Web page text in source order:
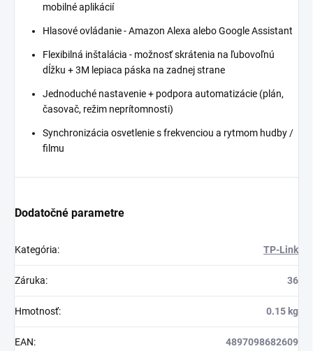
mobilné aplikácií
Hlasové ovládanie - Amazon Alexa alebo Google Assistant
Flexibilná inštalácia - možnosť skrátenia na ľubovoľnú
dĺžku + 3M lepiaca páska na zadnej strane
Jednoduché nastavenie + podpora automatizácie (plán,
časovač, režim neprítomnosti)
Synchronizácia osvetlenie s frekvenciou a rytmom hudby /
filmu
Dodatočné parametre
Kategória: TP-Link
Záruka: 36
Hmotnosť: 0.15 kg
EAN: 4897098682609